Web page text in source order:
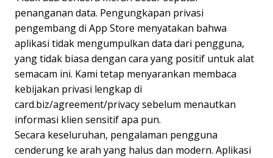
penanganan data. Pengungkapan privasi
pengembang di App Store menyatakan bahwa
aplikasi tidak mengumpulkan data dari pengguna,
yang tidak biasa dengan cara yang positif untuk alat
semacam ini. Kami tetap menyarankan membaca
kebijakan privasi lengkap di
card.biz/agreement/privacy sebelum menautkan
informasi klien sensitif apa pun.
Secara keseluruhan, pengalaman pengguna
cenderung ke arah yang halus dan modern. Aplikasi